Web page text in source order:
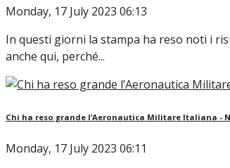
Monday, 17 July 2023 06:13
In questi giorni la stampa ha reso noti i
anche qui, perché...
Chi ha reso grande l’Aeronautica Militare Italiana -
Monday, 17 July 2023 06:11